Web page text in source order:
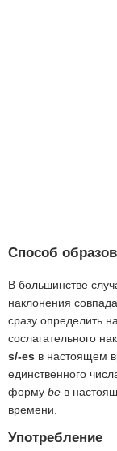
Способ
В большинстве
наклонения
сразу определить
сослагательного
s/-es в настоящем
единственного
форму be в
времени.
Употребление